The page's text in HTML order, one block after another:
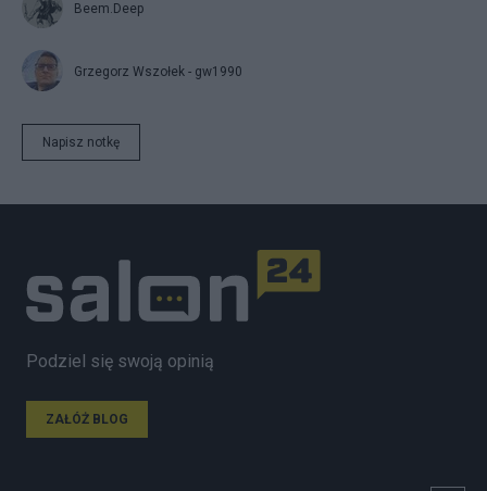
Beem.Deep
Grzegorz Wszołek - gw1990
Napisz notkę
Podziel się swoją opinią
ZAŁÓŻ BLOG